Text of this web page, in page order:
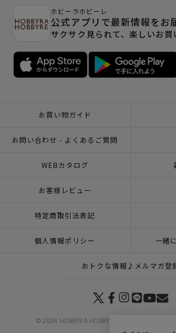
ホビーラホビーレ
公式アプリで最新情報をお
サクサク見られて、楽しいお
お買い物ガイド
お問い合わせ - よくあるご質問
WEBカタログ
お客様レビュー
特定商取引法表記
個人情報ポリシー 一緒
おトクな情報♪メルマガ登
© 2026 HOBBYRA HOBBYRE CORPORATION